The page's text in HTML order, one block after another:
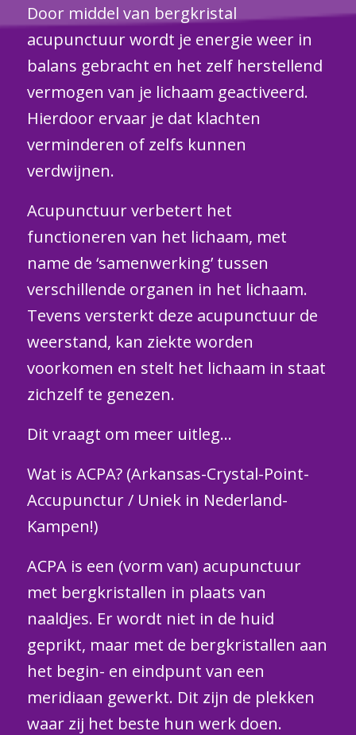
Door middel van bergkristal
acupunctuur wordt je energie weer in
balans gebracht en het zelf herstellend
vermogen van je lichaam geactiveerd.
Hierdoor ervaar je dat klachten
verminderen of zelfs kunnen
verdwijnen.
Acupunctuur verbetert het
functioneren van het lichaam, met
name de ‘samenwerking’ tussen
verschillende organen in het lichaam.
Tevens versterkt deze acupunctuur de
weerstand, kan ziekte worden
voorkomen en stelt het lichaam in staat
zichzelf te genezen.
Dit vraagt om meer uitleg…
Wat is ACPA? (Arkansas-Crystal-Point-
Accupunctur / Uniek in Nederland-
Kampen!)
ACPA is een (vorm van) acupunctuur
met bergkristallen in plaats van
naaldjes. Er wordt niet in de huid
geprikt, maar met de bergkristallen aan
het begin- en eindpunt van een
meridiaan gewerkt. Dit zijn de plekken
waar zij het beste hun werk doen.